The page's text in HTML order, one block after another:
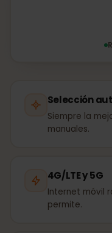
Selección
Siempre la
manuales.
4G/LTE y 5G
Internet móvil
permite.